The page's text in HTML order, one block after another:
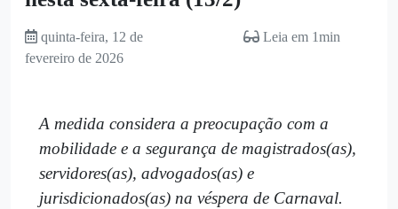
quinta-feira, 12 de
fevereiro de 2026
Leia em 1min
A medida considera a preocupação com a
mobilidade e a segurança de magistrados(as),
servidores(as), advogados(as) e
jurisdicionados(as) na véspera de Carnaval.